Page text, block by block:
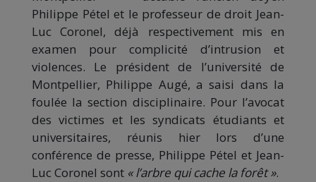
Philippe Pétel et le professeur de droit Jean-
Luc Coronel, déjà respectivement mis en
examen pour complicité d’intrusion et
violences. Le président de l’université de
Montpellier, Philippe Augé, a saisi dans la
foulée la section disciplinaire. Pour l’avocat
des victimes et les syndicats étudiants et
universitaires, réunis hier lors d’une
conférence de presse, Philippe Pétel et Jean-
Luc Coronel sont « l’arbre qui cache la forêt ».